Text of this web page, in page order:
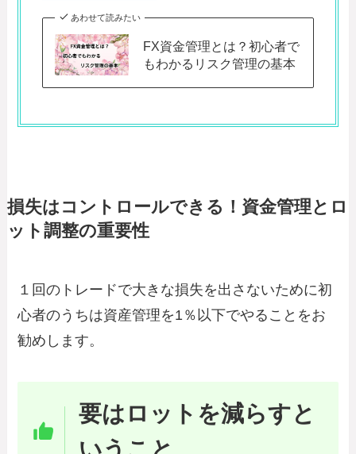
あわせて読みたい
FX資金管理とは？初心者で
もわかるリスク管理の基本
損失はコントロールできる！資金管理とロ
ット調整の重要性
１回のトレードで大きな損失を出さないために初
心者のうちは資産管理を1％以下でやることをお
勧めします。
要はロットを減らすと